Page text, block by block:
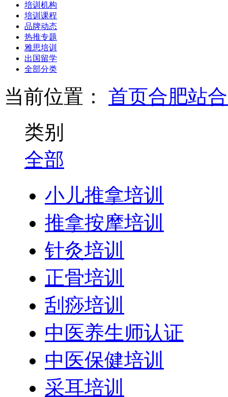
培训机构
培训课程
品牌动态
热推专题
雅思培训
出国留学
全部分类
当前位置： 首页合肥站
类别
全部
小儿推拿培训
推拿按摩培训
针灸培训
正骨培训
刮痧培训
中医养生师认证
中医保健培训
采耳培训